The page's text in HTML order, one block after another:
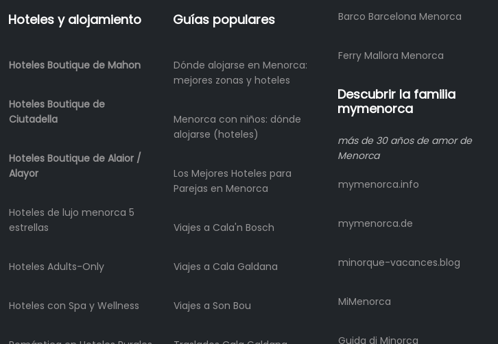
Hoteles y alojamiento
Hoteles Boutique de Mahon
Hoteles Boutique de
Ciutadella
Hoteles Boutique de Alaior /
Alayor
Hoteles de lujo menorca 5
estrellas
Hoteles Adults-Only
Hoteles con Spa y Wellness
Guías populares
Dónde alojarse en Menorca:
mejores zonas y hoteles
Menorca con niños: dónde
alojarse (hoteles)
Los Mejores Hoteles para
Parejas en Menorca
Viajes a Cala'n Bosch
Viajes a Cala Galdana
Viajes a Son Bou
Barco Barcelona Menorca
Ferry Mallora Menorca
Descubrir la familia
mymenorca
más de 30 años de amor de
Menorca
mymenorca.info
mymenorca.de
minorque-vacances.blog
MiMenorca
Guida di Minorca